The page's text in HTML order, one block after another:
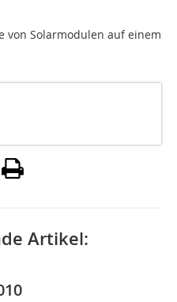
von Solarmodulen auf einem
Artikel: